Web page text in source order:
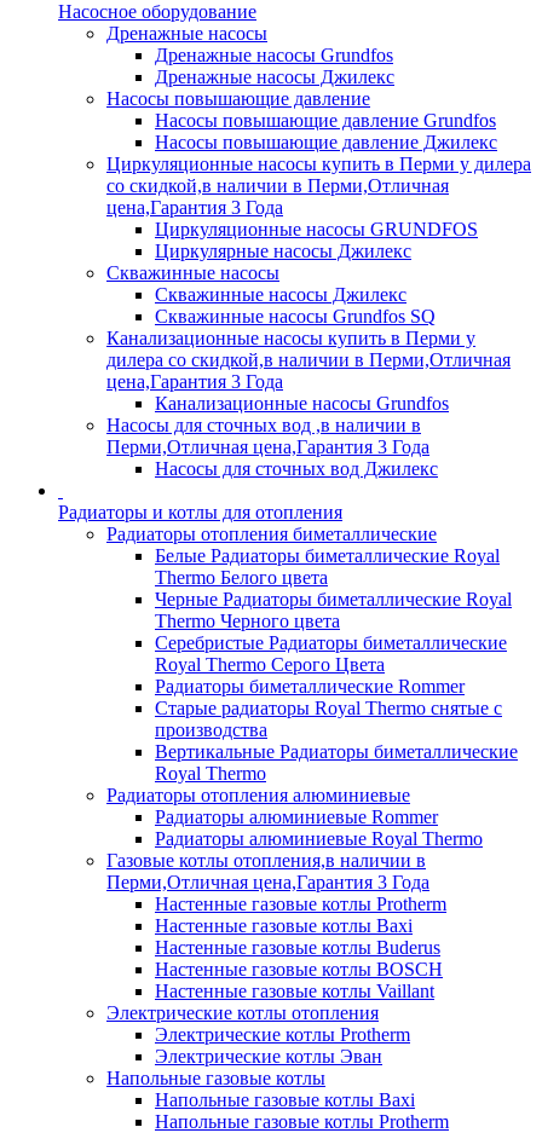
Насосное оборудование
Дренажные насосы
Дренажные насосы Grundfos
Дренажные насосы Джилекс
Насосы повышающие давление
Насосы повышающие давление Grundfos
Насосы повышающие давление Джилекс
Циркуляционные насосы купить в Перми у дилера
со скидкой,в наличии в Перми,Отличная
цена,Гарантия 3 Года
Циркуляционные насосы GRUNDFOS
Циркулярные насосы Джилекс
Скважинные насосы
Скважинные насосы Джилекс
Скважинные насосы Grundfos SQ
Канализационные насосы купить в Перми у
дилера со скидкой,в наличии в Перми,Отличная
цена,Гарантия 3 Года
Канализационные насосы Grundfos
Насосы для сточных вод ,в наличии в
Перми,Отличная цена,Гарантия 3 Года
Насосы для сточных вод Джилекс
Радиаторы и котлы для отопления
Радиаторы отопления биметаллические
Белые Радиаторы биметаллические Royal
Thermo Белого цвета
Черные Радиаторы биметаллические Royal
Thermo Черного цвета
Серебристые Радиаторы биметаллические
Royal Thermo Серого Цвета
Радиаторы биметаллические Rommer
Старые радиаторы Royal Thermo снятые с
производства
Вертикальные Радиаторы биметаллические
Royal Thermo
Радиаторы отопления алюминиевые
Радиаторы алюминиевые Rommer
Радиаторы алюминиевые Royal Thermo
Газовые котлы отопления,в наличии в
Перми,Отличная цена,Гарантия 3 Года
Настенные газовые котлы Protherm
Настенные газовые котлы Baxi
Настенные газовые котлы Buderus
Настенные газовые котлы BOSCH
Настенные газовые котлы Vaillant
Электрические котлы отопления
Электрические котлы Protherm
Электрические котлы Эван
Напольные газовые котлы
Напольные газовые котлы Baxi
Напольные газовые котлы Protherm